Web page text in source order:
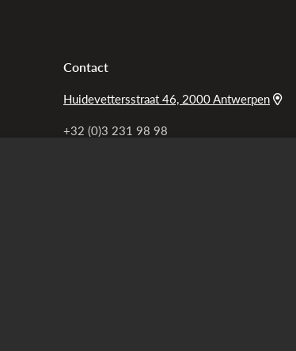
Contact
Huidevettersstraat 46, 2000 Antwerpen
+32 (0)3 231 98 98